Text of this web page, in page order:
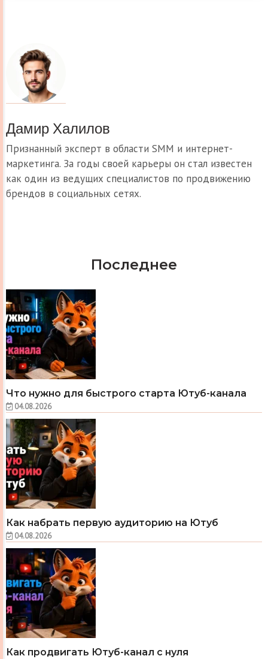
Дамир Халилов
Признанный эксперт в области SMM и интернет-
маркетинга. За годы своей карьеры он стал известен
как один из ведущих специалистов по продвижению
брендов в социальных сетях.
Последнее
Что нужно для быстрого старта Ютуб-канала
04.08.2026
Как набрать первую аудиторию на Ютуб
04.08.2026
Как продвигать Ютуб-канал с нуля